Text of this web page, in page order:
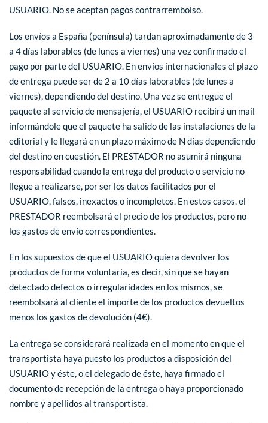
USUARIO. No se aceptan pagos contrarrembolso.
Los envíos a España (península) tardan aproximadamente de 3
a 4 días laborables (de lunes a viernes) una vez confirmado el
pago por parte del USUARIO. En envíos internacionales el plazo
de entrega puede ser de 2 a 10 días laborables (de lunes a
viernes), dependiendo del destino. Una vez se entregue el
paquete al servicio de mensajería, el USUARIO recibirá un mail
informándole que el paquete ha salido de las instalaciones de la
editorial y le llegará en un plazo máximo de N días dependiendo
del destino en cuestión. El PRESTADOR no asumirá ninguna
responsabilidad cuando la entrega del producto o servicio no
llegue a realizarse, por ser los datos facilitados por el
USUARIO, falsos, inexactos o incompletos. En estos casos, el
PRESTADOR reembolsará el precio de los productos, pero no
los gastos de envío correspondientes.
En los supuestos de que el USUARIO quiera devolver los
productos de forma voluntaria, es decir, sin que se hayan
detectado defectos o irregularidades en los mismos, se
reembolsará al cliente el importe de los productos devueltos
menos los gastos de devolución (4€).
La entrega se considerará realizada en el momento en que el
transportista haya puesto los productos a disposición del
USUARIO y éste, o el delegado de éste, haya firmado el
documento de recepción de la entrega o haya proporcionado
nombre y apellidos al transportista.